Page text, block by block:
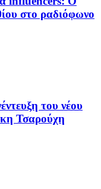
στο ραδιόφωνο
του νέου
Τσαρούχη